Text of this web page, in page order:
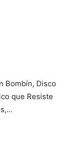
Bombín, Disco
que Resiste